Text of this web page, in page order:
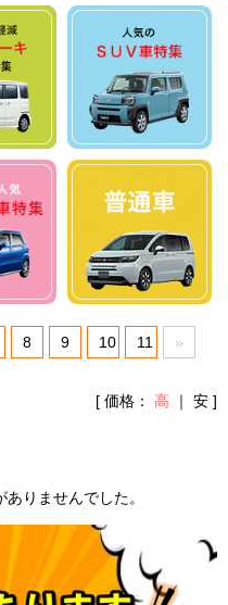
8 9 10 11 »
[ 価格： 高 ｜ 安 ]
りませんでした。